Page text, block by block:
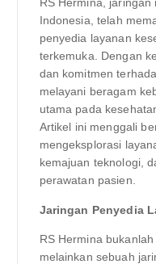
RS Hermina,
Indonesia, telah
penyedia layanan
terkemuka. Dengan
dan komitmen
melayani beragam
utama pada
Artikel ini menggali
mengeksplorasi
kemajuan teknologi,
perawatan pasien.
Jaringan Penyedia
RS Hermina
melainkan sebuah